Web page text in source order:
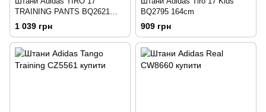
TRAINING PANTS BQ2621
164cm
1 039 грн
BQ2795 164cm
909 грн